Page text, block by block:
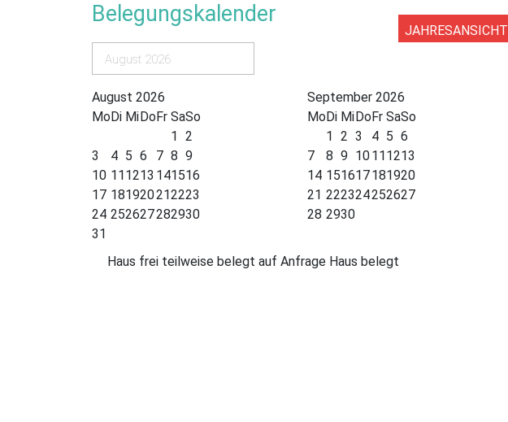
Belegungskalender
August 2026
JAHRESANSICHT
August 2026
MoDi MiDoFr SaSo
1 2
3
4 5 6 7 8 9
10 111213 141516
17 181920212223
24 252627282930
31
September 2026
MoDi MiDoFr SaSo
1 2 3 4 5 6
7
8 9 10111213
14 151617181920
21 222324252627
28 2930
Haus frei teilweise belegt auf Anfrage Haus belegt